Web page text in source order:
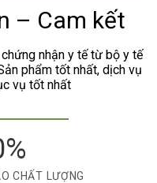
CHẤT LƯỢNG
– Cam kết
nhận y tế từ bộ y tế
phẩm tốt nhất, dịch vụ
vụ tốt nhất